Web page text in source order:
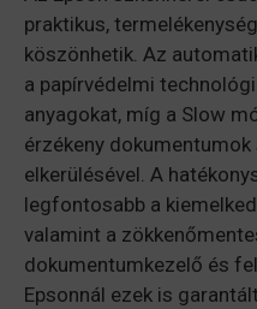
praktikus,
köszönhetik. Az
a papírvédelmi
anyagokat, míg a Slow
érzékeny
elkerülésével. A
legfontosabb a
valamint a
dokumentumkezelő és
Epsonnál ezek is